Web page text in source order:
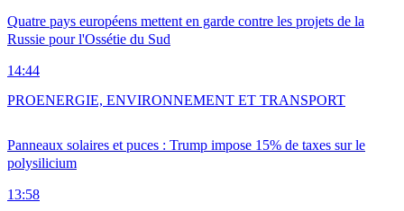
Quatre pays européens mettent en garde contre les projets de la
Russie pour l'Ossétie du Sud
14:44
Panneaux solaires et puces : Trump impose 15% de taxes sur le
polysilicium
13:58
PROENERGIE, ENVIRONNEMENT ET TRANSPORT